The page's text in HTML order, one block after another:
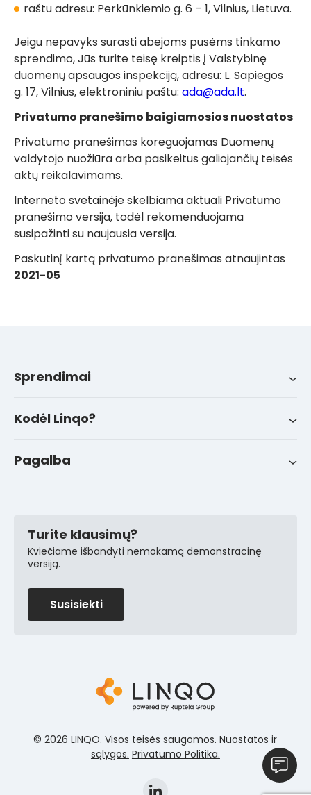
raštu adresu: Perkūnkiemio g. 6 – 1, Vilnius, Lietuva.
Jeigu nepavyks surasti abejoms pusėms tinkamo
sprendimo, Jūs turite teisę kreiptis į Valstybinę
duomenų apsaugos inspekciją, adresu: L. Sapiegos
g. 17, Vilnius, elektroniniu paštu: ada@ada.lt.
Privatumo pranešimo baigiamosios nuostatos
Privatumo pranešimas koreguojamas Duomenų
valdytojo nuožiūra arba pasikeitus galiojančių teisės
aktų reikalavimams.
Interneto svetainėje skelbiama aktuali Privatumo
pranešimo versija, todėl rekomenduojama
susipažinti su naujausia versija.
Paskutinį kartą privatumo pranešimas atnaujintas
2021-05
© 2026 LINQO. Visos teisės saugomos.Nuostatos ir
sąlygos. Privatumo Politika.
Sprendimai
Integracijos
Kodėl Linqo?
Naujienos
Kontaktai
Pagalba
FAQ
Turite klausimų?
Kviečiame išbandyti nemokamą demonstracinę
versiją.
Susisiekti